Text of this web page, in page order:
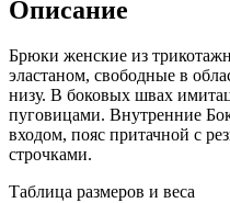
Описание
Брюки женские из
эластаном, свободные в
низу. В боковых швах
пуговицами. Внутренние
входом, пояс притачной с
строчками.
Таблица размеров и веса